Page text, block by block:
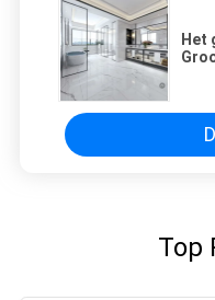
Het
Top